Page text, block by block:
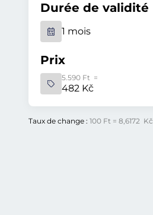
Durée de validité
1 mois
Prix
5.590 Ft =
482 Kč
Taux de change : 100 Ft = 8,6172 Kč